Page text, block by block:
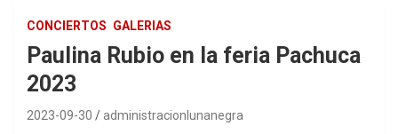
CONCIERTOS GALERIAS
Paulina Rubio en la feria Pachuca
2023
2023-09-30 administracionlunanegra